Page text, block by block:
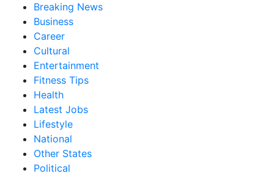
Breaking News
Business
Career
Cultural
Entertainment
Fitness Tips
Health
Latest Jobs
Lifestyle
National
Other States
Political